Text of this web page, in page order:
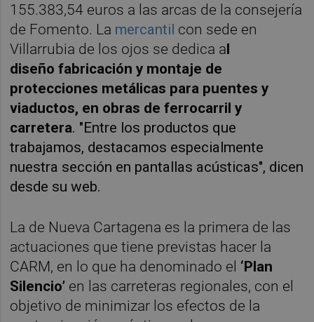
155.383,54 euros a las arcas de la consejería
de Fomento. La mercantil con sede en
Villarrubia de los ojos se dedica a
diseño fabricación y montaje de
protecciones metálicas para puentes y
viaductos, en obras de ferrocarril y
carretera. "Entre los productos que
trabajamos, destacamos especialmente
nuestra sección en pantallas acústicas", dicen
desde su web.
La de Nueva Cartagena es la primera de las
actuaciones que tiene previstas hacer la
CARM, en lo que ha denominado el ‘Plan
Silencio’ en las carreteras regionales, con el
objetivo de minimizar los efectos de la